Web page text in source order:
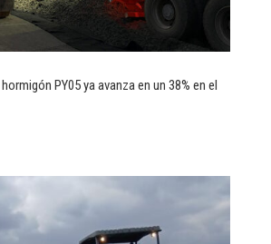
PY05 ya avanza en un 38% en el